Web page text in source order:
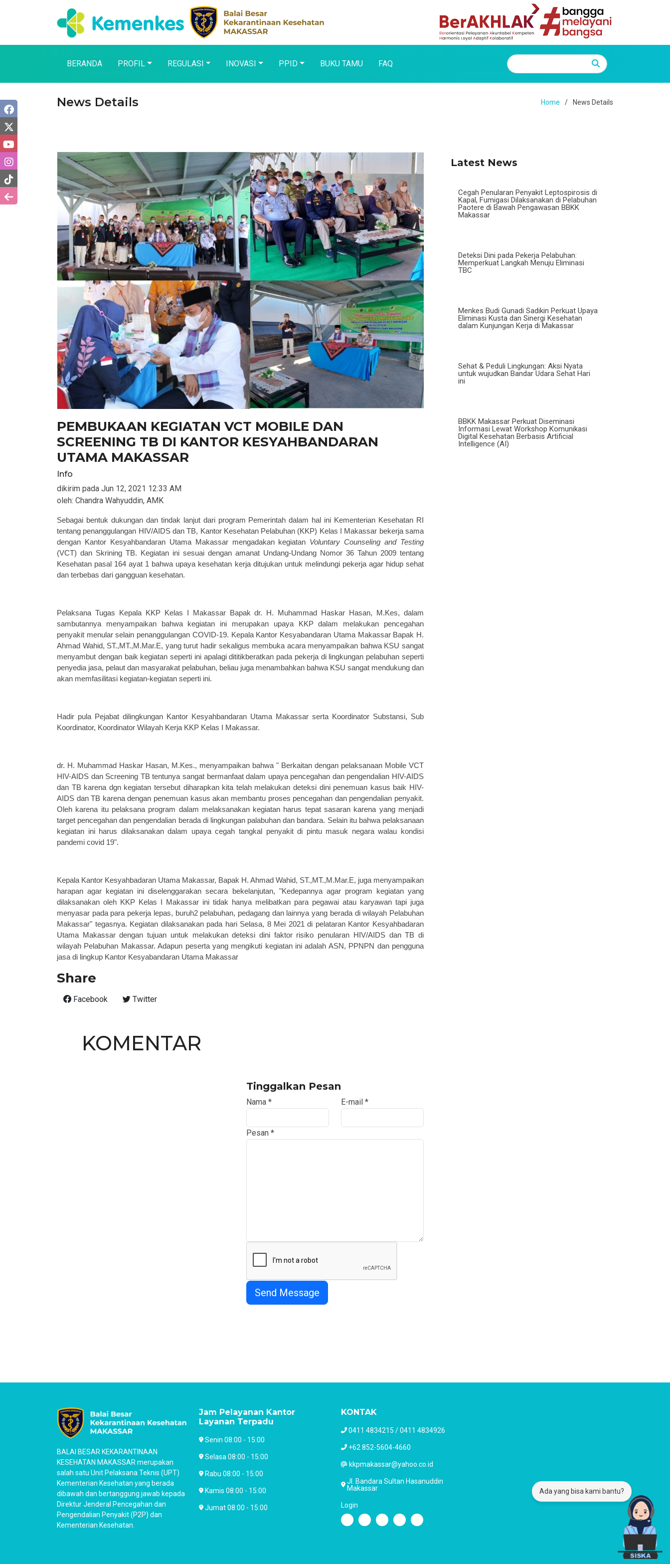
BERANDA PROFIL REGULASI INOVASI PPID BUKU TAMU FAQ
News Details Home News Details
PEMBUKAAN KEGIATAN VCT MOBILE DAN
SCREENING TB DI KANTOR KESYAHBANDARAN
UTAMA MAKASSAR
Info
dikirim pada Jun 12, 2021 12:33 AM
oleh: Chandra Wahyuddin, AMK
Sebagai bentuk dukungan dan tindak lanjut dari program Pemerintah dalam hal ini Kementerian Kesehatan RI
tentang penanggulangan HIV/AIDS dan TB, Kantor Kesehatan Pelabuhan (KKP) Kelas I Makassar bekerja sama
dengan Kantor KesyahbandaranUtama Makassar mengadakan kegiatan Voluntary Counseling and Testing
(VCT) dan Skrining TB. Kegiatan ini sesuai dengan amanat Undang-Undang Nomor 36 Tahun 2009 tentang
Kesehatan pasal 164 ayat 1 bahwa upaya kesehatan kerja ditujukan untuk melindungi pekerja agar hidup sehat
dan terbebas dari gangguan kesehatan.
Pelaksana Tugas Kepala KKPKelas I Makassar Bapak dr. H. Muhammad Haskar Hasan, M.Kes,dalam
sambutannya menyampaikan bahwa kegiatan ini merupakan upaya KKP dalam melakukan pencegahan
penyakit menular selain penanggulangan COVID-19. Kepala Kantor Kesyabandaran Utama Makassar Bapak H.
Ahmad Wahid, ST.,MT.,M.Mar.E, yang turut hadir sekaligus membuka acara menyampaikan bahwa KSU sangat
menyambut dengan baik kegiatan seperti ini apalagi dititikberatkan pada pekerja di lingkungan pelabuhan seperti
penyedia jasa, pelaut dan masyarakat pelabuhan, beliau juga menambahkan bahwa KSU sangat mendukung dan
akan memfasilitasi kegiatan-kegiatan seperti ini.
Hadir pula Pejabat dilingkungan Kantor Kesyahbandaran Utama Makassar serta Koordinator Substansi, Sub
Koordinator, Koordinator Wilayah Kerja KKP Kelas I Makassar.
dr. H. Muhammad Haskar Hasan, M.Kes., menyampaikan bahwa " Berkaitan dengan pelaksanaan Mobile VCT
HIV-AIDS dan Screening TB tentunya sangat bermanfaat dalam upaya pencegahan dan pengendalian HIV-AIDS
dan TB karena dgn kegiatan tersebut diharapkan kita telah melakukan deteksi dini penemuan kasus baik HIV-
AIDS dan TB karena dengan penemuan kasus akan membantu proses pencegahan dan pengendalian penyakit.
Oleh karena itu pelaksana program dalam melaksanakan kegiatan harus tepat sasaran karena yang menjadi
target pencegahan dan pengendalian berada di lingkungan palabuhan dan bandara. Selain itu bahwapelaksanaan
kegiatan ini harus dilaksanakan dalam upaya cegah tangkal penyakit di pintu masuk negara walau kondisi
pandemi covid 19".
Kepala Kantor Kesyahbadaran Utama Makassar, Bapak H. Ahmad Wahid, ST.,MT.,M.Mar.E, juga menyampaikan
harapan agar kegiatan ini diselenggarakan secara bekelanjutan, "Kedepannya agar program kegiatan yang
dilaksanakan oleh KKP Kelas I Makassar ini tidak hanya melibatkan para pegawai atau karyawan tapi juga
menyasar pada para pekerja lepas, buruh2 pelabuhan, pedagang dan lainnya yang berada di wilayah Pelabuhan
Makassar" tegasnya. Kegiatan dilaksanakan pada hari Selasa, 8 Mei 2021 di pelataran Kantor Kesyahbadaran
Utama Makassardengantujuan untuk melakukan deteksi dini faktor risiko penularan HIV/AIDS dan TB di
wilayah Pelabuhan Makassar. Adapun peserta yang mengikuti kegiatan ini adalah ASN, PPNPN dan pengguna
jasa di lingkup Kantor Kesyabandaran Utama Makassar
Share
Facebook Twitter
KOMENTAR
Tinggalkan Pesan
Nama * E-mail *
Pesan *
Latest News
Cegah Penularan Penyakit Leptospirosis di
Kapal, Fumigasi Dilaksanakan di Pelabuhan
Paotere di Bawah Pengawasan BBKK
Makassar
Deteksi Dini pada Pekerja Pelabuhan:
Memperkuat Langkah Menuju Eliminasi
TBC
Menkes Budi Gunadi Sadikin Perkuat Upaya
Eliminasi Kusta dan Sinergi Kesehatan
dalam Kunjungan Kerja di Makassar
Sehat & Peduli Lingkungan: Aksi Nyata
untuk wujudkan Bandar Udara Sehat Hari
ini
BBKK Makassar Perkuat Diseminasi
Informasi Lewat Workshop Komunikasi
Digital Kesehatan Berbasis Artificial
Intelligence (AI)
Ada yang bisa kami bantu?
BALAI BESAR KEKARANTINAAN
KESEHATAN MAKASSAR merupakan
salah satu Unit Pelaksana Teknis (UPT)
Kementerian Kesehatan yang berada
dibawah dan bertanggung jawab kepada
Direktur Jenderal Pencegahan dan
Pengendalian Penyakit (P2P) dan
Kementerian Kesehatan.
Jam Pelayanan Kantor
Layanan Terpadu
Senin 08:00 - 15:00
Selasa 08:00 - 15:00
Rabu 08:00 - 15:00
Kamis 08:00 - 15:00
Jumat 08:00 - 15:00
KONTAK
0411 4834215 / 0411 4834926
+62 852-5604-4660
kkpmakassar@yahoo.co.id
Jl. Bandara Sultan Hasanuddin
Makassar
Login